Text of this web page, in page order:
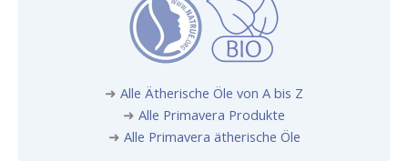
➜ Alle Ätherische Öle von A bis Z
➜ Alle Primavera Produkte
➜ Alle Primavera ätherische Öle